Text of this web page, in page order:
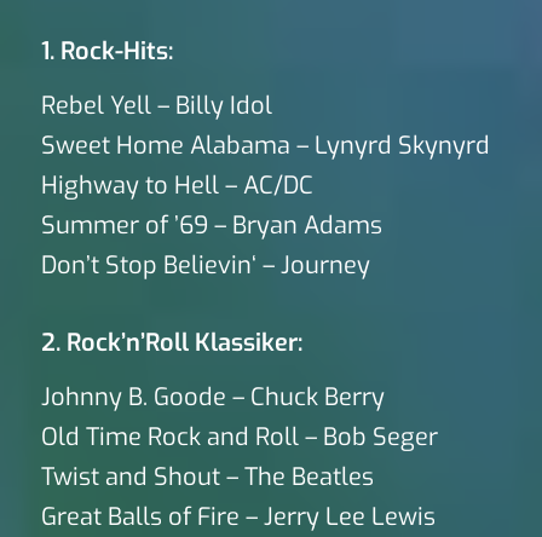
1. Rock-Hits:
Rebel Yell – Billy Idol
Sweet Home Alabama – Lynyrd Skynyrd
Highway to Hell – AC/DC
Summer of ’69 – Bryan Adams
Don’t Stop Believin‘ – Journey
2. Rock’n’Roll Klassiker:
Johnny B. Goode – Chuck Berry
Old Time Rock and Roll – Bob Seger
Twist and Shout – The Beatles
Great Balls of Fire – Jerry Lee Lewis